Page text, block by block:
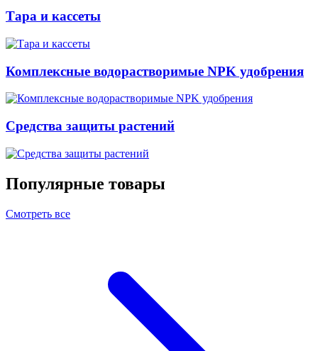
Тара и кассеты
Комплексные водорастворимые NPK удобрения
Средства защиты растений
Популярные товары
Смотреть все